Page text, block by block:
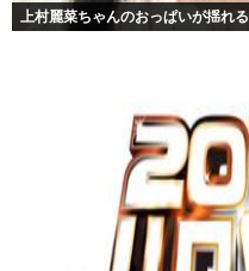
上村麗菜ちゃんのおっぱいが揺れる